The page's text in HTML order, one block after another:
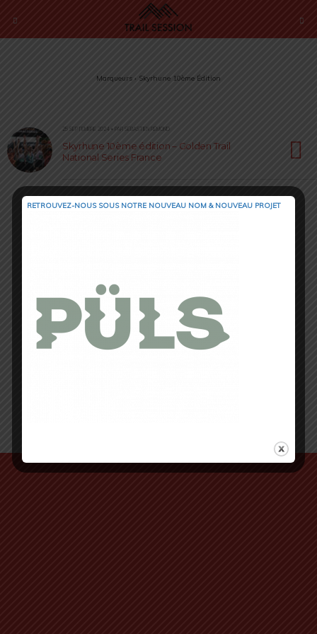
Marqueurs › Skyrhune 10ème Édition
25 SEPTEMBRE 2024 • PAR SÉBASTIEN RÉMOND
Skyrhune 10ème édition – Golden Trail
National Series France
RETROUVEZ-NOUS SOUS NOTRE NOUVEAU NOM & NOUVEAU PROJET